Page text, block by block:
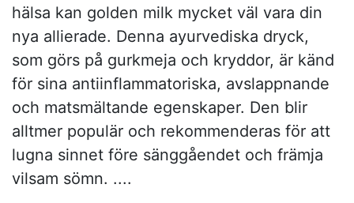
hälsa kan golden milk mycket väl vara din
nya allierade. Denna ayurvediska dryck,
som görs på gurkmeja och kryddor, är känd
för sina antiinflammatoriska, avslappnande
och matsmältande egenskaper. Den blir
alltmer populär och rekommenderas för att
lugna sinnet före sänggåendet och främja
vilsam sömn. ....